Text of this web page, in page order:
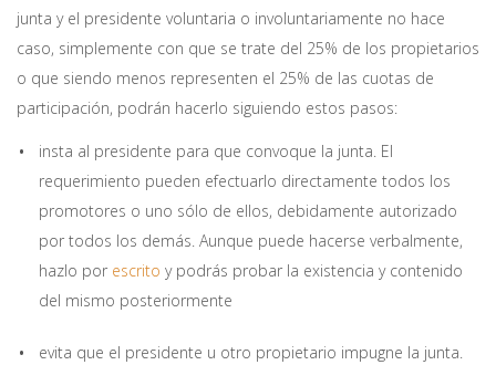
junta y el presidente voluntaria o involuntariamente no hace
caso, simplemente con que se trate del 25% de los propietarios
o que siendo menos representen el 25% de las cuotas de
participación, podrán hacerlo siguiendo estos pasos:
insta al presidente para que convoque la junta. El
requerimiento pueden efectuarlo directamente todos los
promotores o uno sólo de ellos, debidamente autorizado
por todos los demás. Aunque puede hacerse verbalmente,
hazlo por escrito y podrás probar la existencia y contenido
del mismo posteriormente
evita que el presidente u otro propietario impugne la junta.